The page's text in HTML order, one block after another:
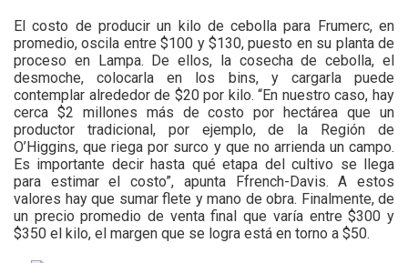
El costo de producir un kilo de cebolla para Frumerc, en
promedio, oscila entre $100 y $130, puesto en su planta de
proceso en Lampa. De ellos, la cosecha de cebolla, el
desmoche, colocarla en los bins, y cargarla puede
contemplar alrededor de $20 por kilo. “En nuestro caso, hay
cerca $2 millones más de costo por hectárea que un
productor tradicional, por ejemplo, de la Región de
O’Higgins, que riega por surco y que no arrienda un campo.
Es importante decir hasta qué etapa del cultivo se llega
para estimar el costo”, apunta Ffrench-Davis. A estos
valores hay que sumar flete y mano de obra. Finalmente, de
un precio promedio de venta final que varía entre $300 y
$350 el kilo, el margen que se logra está en torno a $50.